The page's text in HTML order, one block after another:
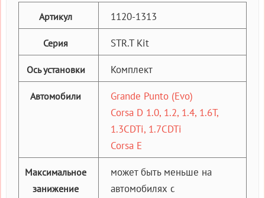
Артикул 1120-1313
Серия STR.T Kit
Ось установки Комплект
Автомобили
Grande Punto (Evo)
Corsa D 1.0, 1.2, 1.4, 1.6T,
1.3CDTi, 1.7CDTi
Corsa E
Максимальное
занижение
может быть меньше на
автомобилях с